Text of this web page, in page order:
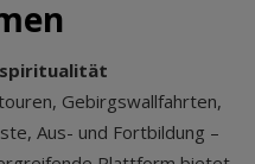
Gebirgswallfahrten,
Aus- und Fortbildung –